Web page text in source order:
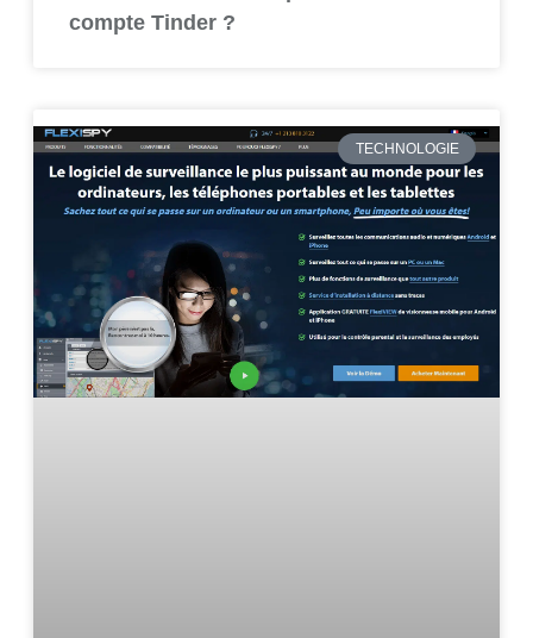
compte Tinder ?
TECHNOLOGIE